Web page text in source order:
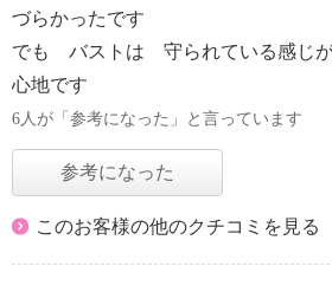
づらかったです
でも バストは 守られている感じ
心地です
6人が「参考になった」と言っています
参考になった
このお客様の他のクチコミを見る